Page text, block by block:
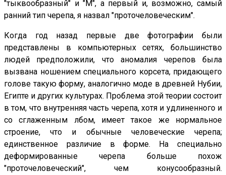
"тыквообразный" и "M", а первый и, возможно, самый
ранний тип черепа, я назвал "проточеловеческим".
Когда год назад первые две фотографии были
представлены в компьютерных сетях, большинство
людей предположили, что аномалия черепов была
вызвана ношением специального корсета, придающего
голове такую форму, аналогично моде в древней Нубии,
Египте и других культурах. Проблема этой теории состоит
в том, что внутренняя часть черепа, хотя и удлиненного и
со сглаженным лбом, имеет такое же нормальное
строение, что и обычные человеческие черепа;
единственное различие в форме. На специально
деформированные черепа больше похож
"проточеловеческий", чем конусообразный.